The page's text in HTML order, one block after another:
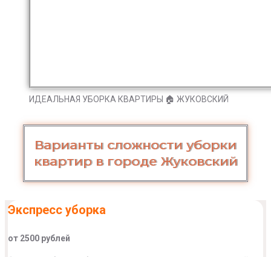
ИДЕАЛЬНАЯ УБОРКА КВАРТИРЫ 🏠 ЖУКОВСКИЙ
Варианты сложности уборки
квартир в городе Жуковский
Экспресс уборка
от 2500 рублей